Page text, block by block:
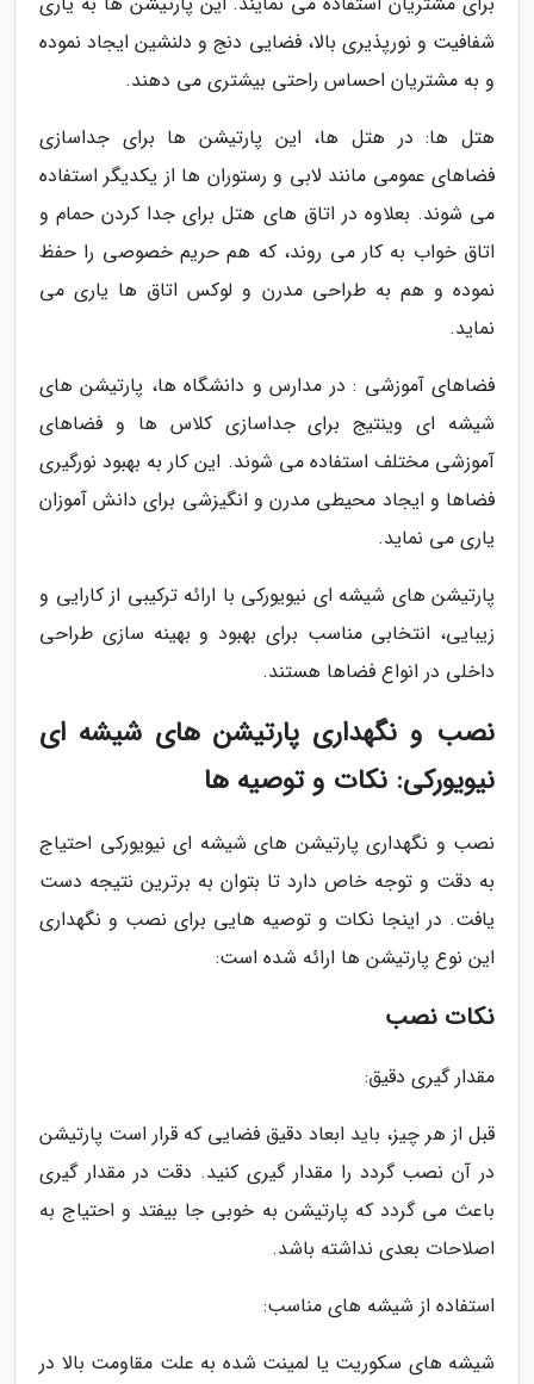
شفافیت و نورپذیری بالا، فضایی دنج و دلنشین ایجاد نموده
و به مشتریان احساس راحتی بیشتری می دهند.
هتل ها: در هتل ها، این پارتیشن ها برای جداسازی
فضاهای عمومی مانند لابی و رستوران ها از یکدیگر استفاده
می شوند. بعلاوه در اتاق های هتل برای جدا کردن حمام و
اتاق خواب به کار می روند، که هم حریم خصوصی را حفظ
نموده و هم به طراحی مدرن و لوکس اتاق ها یاری می
نماید.
فضاهای آموزشی : در مدارس و دانشگاه ها، پارتیشن های
شیشه ای وینتیج برای جداسازی کلاس ها و فضاهای
آموزشی مختلف استفاده می شوند. این کار به بهبود نورگیری
فضاها و ایجاد محیطی مدرن و انگیزشی برای دانش آموزان
یاری می نماید.
پارتیشن های شیشه ای نیویورکی با ارائه ترکیبی از کارایی و
زیبایی، انتخابی مناسب برای بهبود و بهینه سازی طراحی
داخلی در انواع فضاها هستند.
نصب و نگهداری پارتیشن های شیشه ای
نیویورکی: نکات و توصیه ها
نصب و نگهداری پارتیشن های شیشه ای نیویورکی احتیاج
به دقت و توجه خاص دارد تا بتوان به برترین نتیجه دست
یافت. در اینجا نکات و توصیه هایی برای نصب و نگهداری
این نوع پارتیشن ها ارائه شده است:
نکات نصب
مقدار گیری دقیق:
قبل از هر چیز، باید ابعاد دقیق فضایی که قرار است پارتیشن
در آن نصب گردد را مقدار گیری کنید. دقت در مقدار گیری
باعث می گردد که پارتیشن به خوبی جا بیفتد و احتیاج به
اصلاحات بعدی نداشته باشد.
استفاده از شیشه های مناسب:
شیشه های سکوریت یا لمینت شده به علت مقاومت بالا در